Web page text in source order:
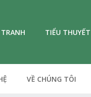
TIỂU THUYẾT
VỀ CHÚNG TÔI